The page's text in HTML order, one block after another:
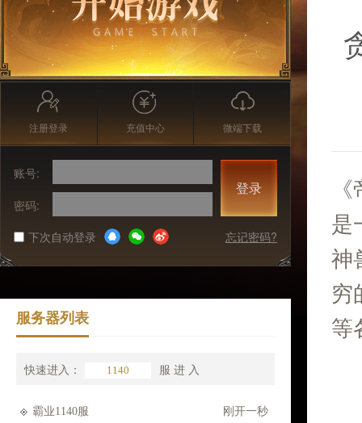
注册登录 充值中心 微端下载
账号:
密码:
登录
下次自动登录 忘记密码?
服务器列表
快速进入： 服 进 入
霸业1140服 刚开一秒
是
神
穷
等